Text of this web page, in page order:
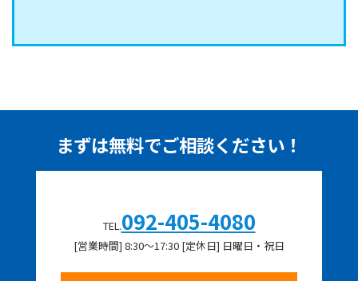
まずは無料でご相談ください！
TEL.092-405-4080
[営業時間] 8:30～17:30 [定休日] 日曜日・祝日